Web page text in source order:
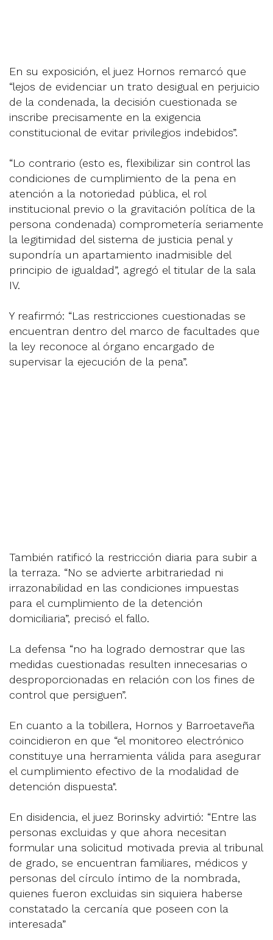
En su exposición, el juez Hornos remarcó que
“lejos de evidenciar un trato desigual en perjuicio
de la condenada, la decisión cuestionada se
inscribe precisamente en la exigencia
constitucional de evitar privilegios indebidos”.
“Lo contrario (esto es, flexibilizar sin control las
condiciones de cumplimiento de la pena en
atención a la notoriedad pública, el rol
institucional previo o la gravitación política de la
persona condenada) comprometería seriamente
la legitimidad del sistema de justicia penal y
supondría un apartamiento inadmisible del
principio de igualdad”, agregó el titular de la sala
IV.
Y reafirmó: “Las restricciones cuestionadas se
encuentran dentro del marco de facultades que
la ley reconoce al órgano encargado de
supervisar la ejecución de la pena”.
También ratificó la restricción diaria para subir a
la terraza. “No se advierte arbitrariedad ni
irrazonabilidad en las condiciones impuestas
para el cumplimiento de la detención
domiciliaria”, precisó el fallo.
La defensa “no ha logrado demostrar que las
medidas cuestionadas resulten innecesarias o
desproporcionadas en relación con los fines de
control que persiguen”.
En cuanto a la tobillera, Hornos y Barroetaveña
coincidieron en que “el monitoreo electrónico
constituye una herramienta válida para asegurar
el cumplimiento efectivo de la modalidad de
detención dispuesta".
En disidencia, el juez Borinsky advirtió: “Entre las
personas excluidas y que ahora necesitan
formular una solicitud motivada previa al tribunal
de grado, se encuentran familiares, médicos y
personas del círculo íntimo de la nombrada,
quienes fueron excluidas sin siquiera haberse
constatado la cercanía que poseen con la
interesada”